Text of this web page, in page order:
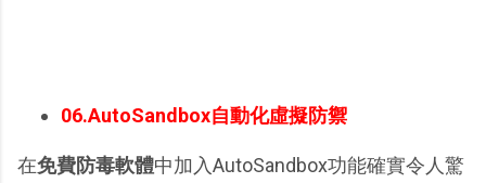
06.AutoSandbox自動化虛擬防禦
在免費防毒軟體中加入AutoSandbox功能確實令人驚